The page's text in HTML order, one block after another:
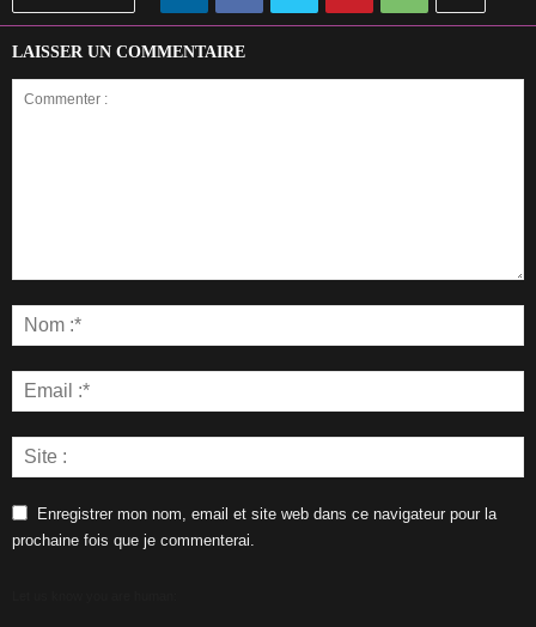
LAISSER UN COMMENTAIRE
Enregistrer mon nom, email et site web dans ce navigateur pour la
prochaine fois que je commenterai.